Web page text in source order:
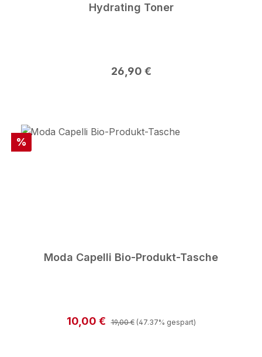
Hydrating Toner
Regulärer Preis:
26,90 €
Rabatt
%
Moda Capelli Bio-Produkt-Tasche
Verkaufspreis:
10,00 € Regulärer Preis:
19,00 € (47.37% gespart)